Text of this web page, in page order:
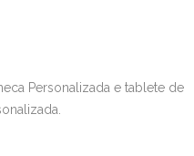
Personalizada e tablete de